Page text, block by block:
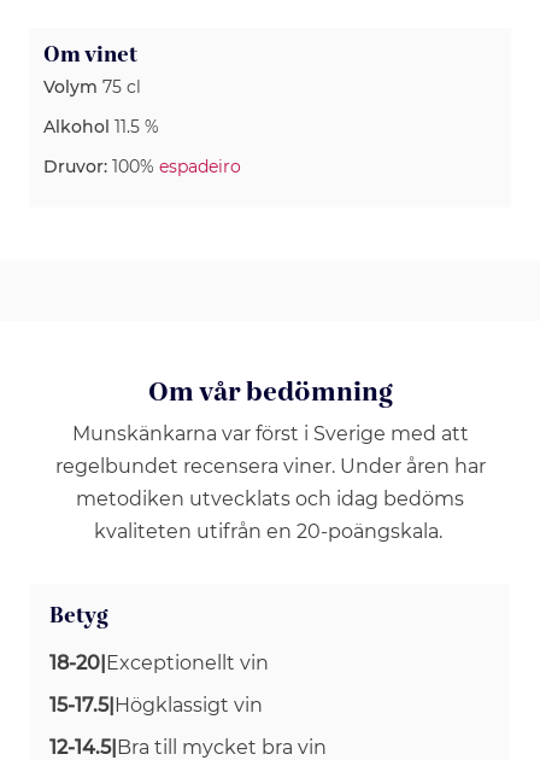
Om vinet
Volym 75 cl
Alkohol 11.5 %
Druvor: 100% espadeiro
Om vår bedömning
Munskänkarna var först i Sverige med att
regelbundet recensera viner. Under åren har
metodiken utvecklats och idag bedöms
kvaliteten utifrån en 20-poängskala.
Betyg
18-20|Exceptionellt vin
15-17.5|Högklassigt vin
12-14.5|Bra till mycket bra vin